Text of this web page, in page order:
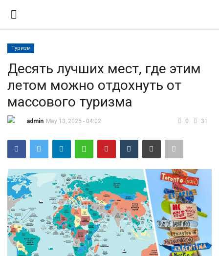
Контакты
Правила размещения
Экономика
Технологии
Спорт
Туризм
Туризм
Десять лучших мест, где этим
летом можно отдохнуть от
массового туризма
admin May 13, 2025 - 04:02 0 31